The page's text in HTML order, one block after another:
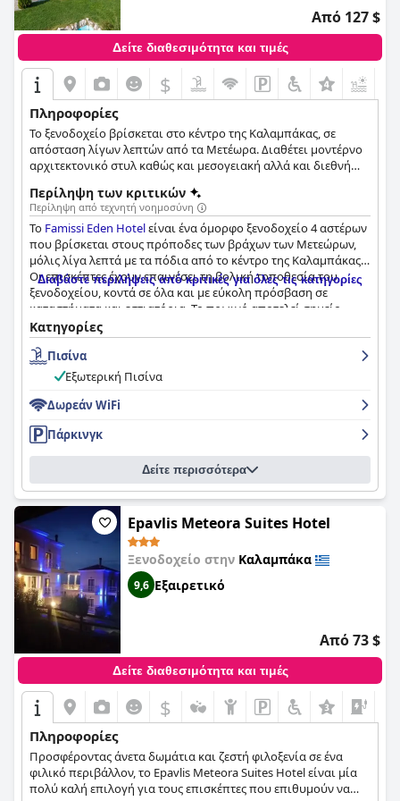
Από 127 $
Δείτε διαθεσιμότητα και τιμές
$
Πληροφορίες
Το ξενοδοχείο βρίσκεται στο κέντρο της Καλαμπάκας, σε
απόσταση λίγων λεπτών από τα Μετέωρα. Διαθέτει μοντέρνο
αρχιτεκτονικό στυλ καθώς και μεσογειακή αλλά και διεθνή
Περίληψη των κριτικών
Περίληψη από τεχνητή νοημοσύνη
Το Famissi Eden Hotelείναι ένα όμορφο ξενοδοχείο 4 αστέρων
που βρίσκεται στους πρόποδες των βράχων των Μετεώρων,
μόλις λίγα λεπτά με τα πόδια από το κέντρο της Καλαμπάκας.
Οι επισκέπτες έχουν επαινέσει τη βολική τοποθεσία του
ξενοδοχείου, κοντά σε όλα και με εύκολη πρόσβαση σε
καταστήματα και εστιατόρια. Το πρωινό αποτελεί σημείο
αναφοράς για πολλούς επισκέπτες με μεγάλη ποικιλία,
ποιότητα και ατελείωτες επιλογές. Το ξενοδοχείο διαθέτει
ευρύχωρα δωμάτια με εκπληκτική θέα στα Μετέωρα, αν και
ορισμένα δωμάτια χρειάζονται ανανέωση. Οι επισκέπτες
έχουν ως επί το πλείστον θετικά σχόλια για την καθαριότητα
του ξενοδοχείου. Το προσωπικό είναι εξαιρετικό με φιλόξενο
υπαλλήλους. Η εξωτερική πισίνα είναι ένα πραγματικό
highlight για τους επισκέπτες, που βρίσκεται σε έναν όμορφο
κήπο και είναι ιδανική για να νικήσετε τη ζέστη. Παρά κάποια
αρνητικά σχόλια σχετικά με την ανάγκη ανακαίνισης των
δωματίων και καλύτερου κλιματισμού, η πλειοψηφία των
επισκεπτών απόλαυσε πλήρως τη διαμονή τους, ενώ
ορισμένοι περιέγραψαν το πρωινό ως πολύ καλό. Αν
αναζητάτε ένα ήσυχο και γοητευτικό μέρος για να μείνετε, το
Famissi Eden Hotelαξίζει σίγουρα μια επίσκεψη.
Διαβάστε περιλήψεις από κριτικές για όλες τις κατηγορίες
Κατηγορίες
Πισίνα
Εξωτερική Πισίνα
Δωρεάν WiFi
Πάρκινγκ
Δείτε περισσότερα
Epavlis Meteora Suites Hotel
Ξενοδοχείο στην Καλαμπάκα
9,6 Εξαιρετικό
Από 73 $
Δείτε διαθεσιμότητα και τιμές
$
Πληροφορίες
Προσφέροντας άνετα δωμάτια και ζεστή φιλοξενία σε ένα
φιλικό περιβάλλον, το Epavlis Meteora Suites Hotel είναι μία
πολύ καλή επιλογή για τους επισκέπτες που επιθυμούν να